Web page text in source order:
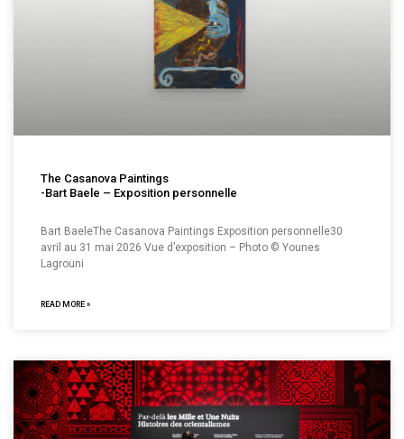
The Casanova Paintings
-Bart Baele – Exposition personnelle
Bart BaeleThe Casanova Paintings Exposition personnelle30
avril au 31 mai 2026 Vue d’exposition – Photo © Younes
Lagrouni
READ MORE »